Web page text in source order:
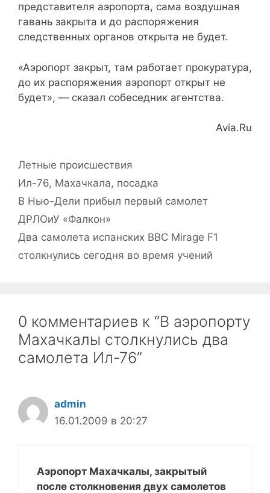
представителя аэропорта, сама воздушная
гавань закрыта и до распоряжения
следственных органов открыта не будет.
«Аэропорт закрыт, там работает прокуратура,
до их распоряжения аэропорт открыт не
будет», — сказал собеседник агентства.
Avia.Ru
Рубрики
Летные происшествия
Метки
Ил-76, Махачкала, посадка
В Нью-Дели прибыл первый самолет
ДРЛОиУ «Фалкон»
Два самолета испанских ВВС Mirage F1
столкнулись сегодня во время учений
0 комментариев к “В аэропорту
Махачкалы столкнулись два
самолета Ил-76”
admin
16.01.2009 в 20:27
Аэропорт Махачкалы, закрытый
после столкновения двух самолетов